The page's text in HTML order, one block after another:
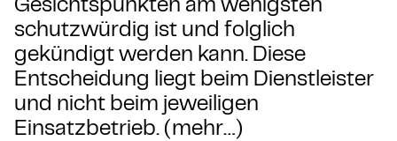
schutzwürdig ist und folglich
gekündigt werden kann. Diese
Entscheidung liegt beim Dienstleister
und nicht beim jeweiligen
Einsatzbetrieb. (mehr…)